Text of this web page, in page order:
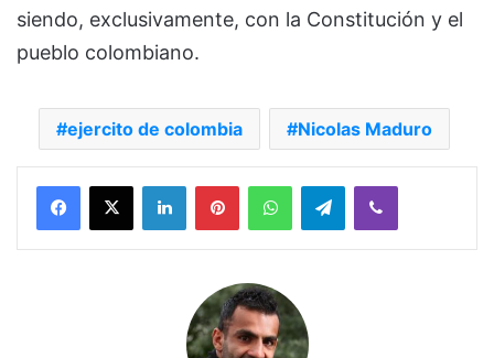
siendo, exclusivamente, con la Constitución y el
pueblo colombiano.
ejercito de colombia Nicolas Maduro
Facebook
X LinkedInPinterestWhatsAppTelegramViber